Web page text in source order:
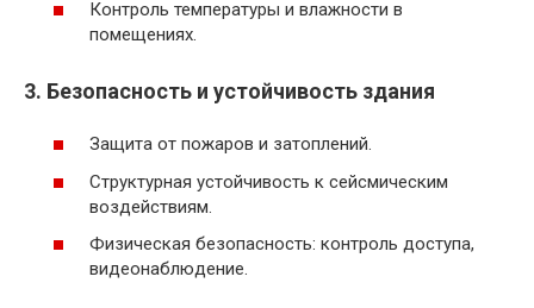
Контроль температуры и влажности в
помещениях.
3. Безопасность и устойчивость здания
Защита от пожаров и затоплений.
Структурная устойчивость к сейсмическим
воздействиям.
Физическая безопасность: контроль доступа,
видеонаблюдение.